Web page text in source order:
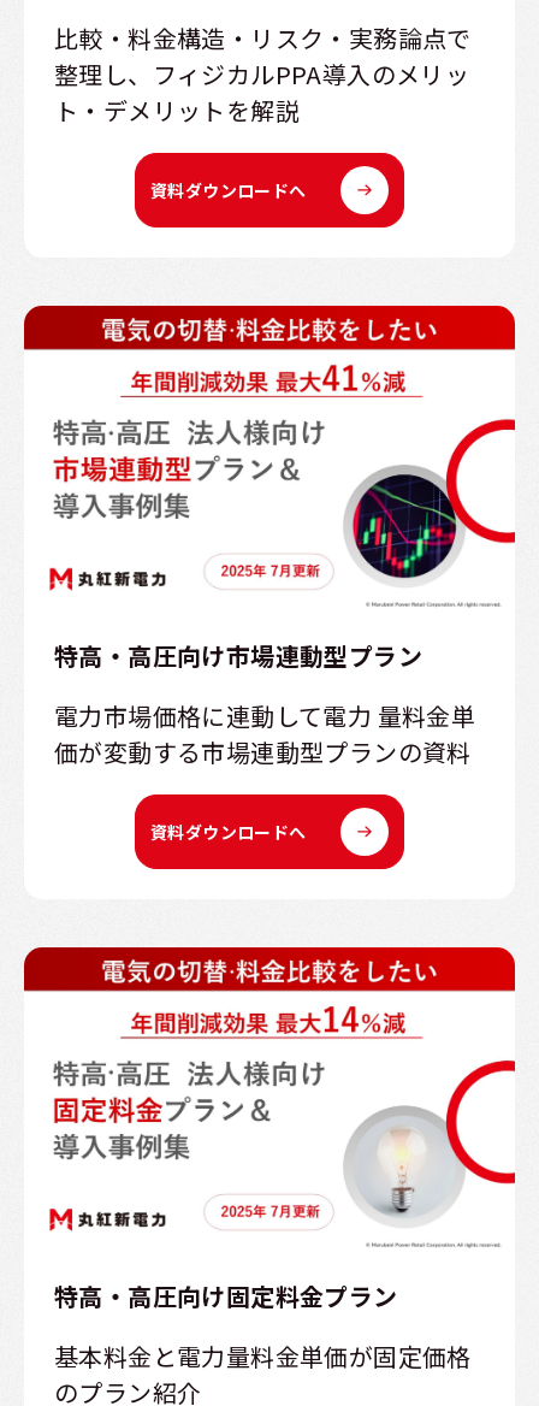
比較・料金構造・リスク・実務論点で
整理し、フィジカルPPA導入のメリッ
ト・デメリットを解説
資料ダウンロードへ
特高・高圧向け市場連動型プラン
電力市場価格に連動して電力 量料金単
価が変動する市場連動型プランの資料
資料ダウンロードへ
特高・高圧向け固定料金プラン
基本料金と電力量料金単価が固定価格
のプラン紹介